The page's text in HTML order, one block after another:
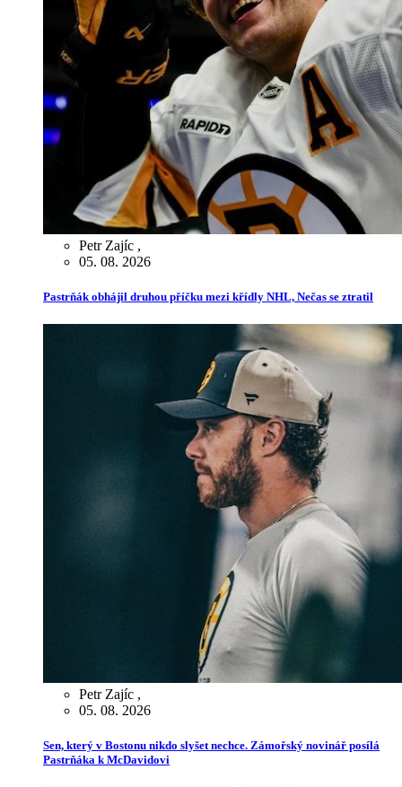
Petr Zajíc ,
05. 08. 2026
Pastrňák obhájil druhou příčku mezi křídly NHL, Nečas se ztratil
Petr Zajíc ,
05. 08. 2026
Sen, který v Bostonu nikdo slyšet nechce. Zámořský novinář posílá
Pastrňáka k McDavidovi